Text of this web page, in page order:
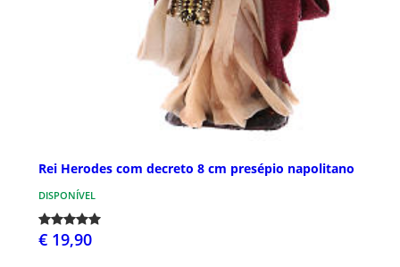
Rei Herodes com decreto 8 cm presépio napolitano
DISPONÍVEL
€ 19,90